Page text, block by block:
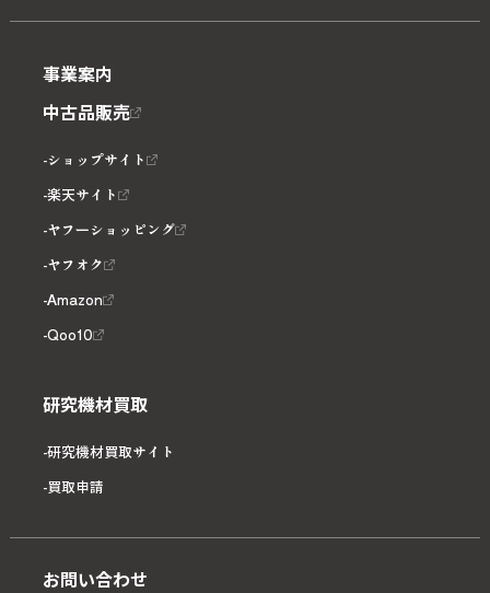
事業案内
中古品販売
ショップサイト
楽天サイト
ヤフーショッピング
ヤフオク
Amazon
Qoo10
研究機材買取
研究機材買取サイト
買取申請
お問い合わせ